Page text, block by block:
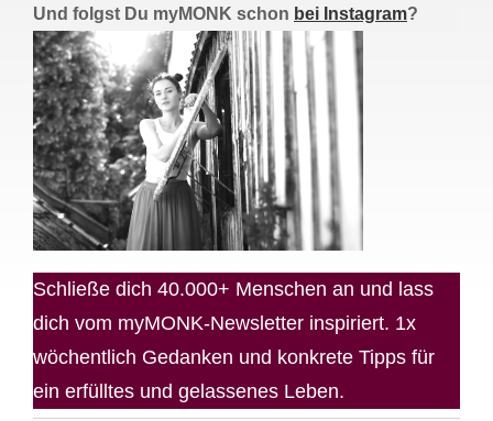
Und folgst Du myMONK schon bei Instagram?
Schließe dich 40.000+ Menschen an und lass
dich vom myMONK-Newsletter inspiriert. 1x
wöchentlich Gedanken und konkrete Tipps für
ein erfülltes und gelassenes Leben.